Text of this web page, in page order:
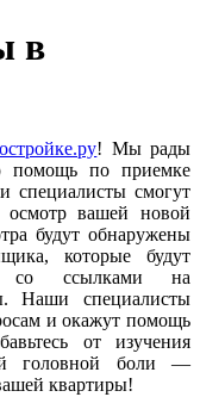
в
! Мы рады
помощь по приемке
специалисты смогут
вашей новой
будут обнаружены
которые будут
со ссылками на
Наши специалисты
и окажут помощь
от изучения
головной боли —
квартиры!